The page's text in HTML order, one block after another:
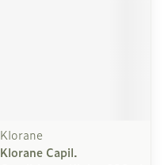
Klorane
Klorane Capil.